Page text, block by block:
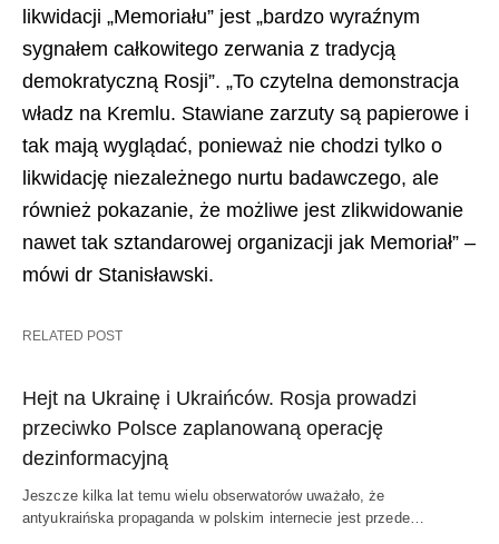
likwidacji „Memoriału” jest „bardzo wyraźnym
sygnałem całkowitego zerwania z tradycją
demokratyczną Rosji”. „To czytelna demonstracja
władz na Kremlu. Stawiane zarzuty są papierowe i
tak mają wyglądać, ponieważ nie chodzi tylko o
likwidację niezależnego nurtu badawczego, ale
również pokazanie, że możliwe jest zlikwidowanie
nawet tak sztandarowej organizacji jak Memoriał” –
mówi dr Stanisławski.
RELATED POST
Hejt na Ukrainę i Ukraińców. Rosja prowadzi
przeciwko Polsce zaplanowaną operację
dezinformacyjną
Jeszcze kilka lat temu wielu obserwatorów uważało, że
antyukraińska propaganda w polskim internecie jest przede…